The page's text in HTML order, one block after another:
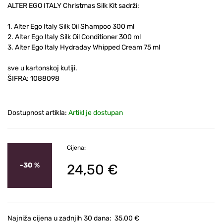
ALTER EGO ITALY Christmas Silk Kit sadrži:
1. Alter Ego Italy Silk Oil Shampoo 300 ml
2. Alter Ego Italy Silk Oil Conditioner 300 ml
3. Alter Ego Italy Hydraday Whipped Cream 75 ml
sve u kartonskoj kutiji.
ŠIFRA: 1088098
Dostupnost artikla: Artikl je dostupan
-30 %
Cijena:
24,50 €
Najniža cijena u zadnjih 30 dana: 35,00 €